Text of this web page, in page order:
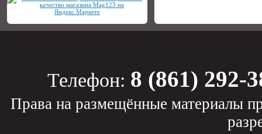
Телефон: 8 (861) 292-
Права на размещённые материалы